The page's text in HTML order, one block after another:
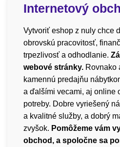
Internetový
Vytvoriť eshop z nuly chce
obrovskú pracovitosť,
trpezlivosť a odhodlanie.
webové stránky. Rovnako
kamennú predajňu
a ďalšími vecami, aj online
potreby. Dobre vyriešený
a kvalitné služby, a dobrý
zvyšok. Pomôžeme vám
obchod, a spoločne sa